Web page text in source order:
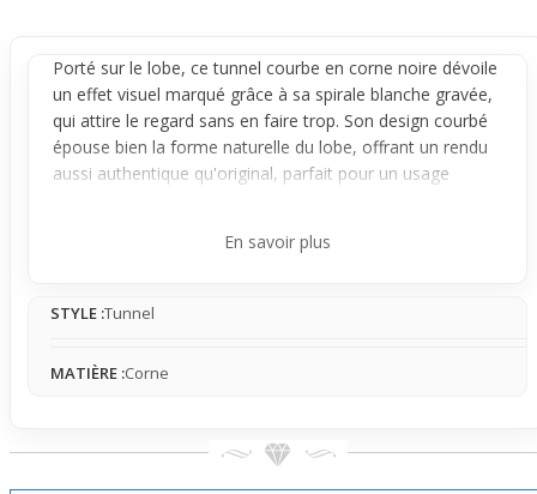
Porté sur le lobe, ce tunnel courbe en corne noire dévoile
un effet visuel marqué grâce à sa spirale blanche gravée,
qui attire le regard sans en faire trop. Son design courbé
épouse bien la forme naturelle du lobe, offrant un rendu
aussi authentique qu'original, parfait pour un usage
légèrement plus larges qui assurent un passage doux et
occasionnel. La combinaison du noir mat et du motif
Idéal si tu as un lobe bien cicatrisé et que tu cherches un
En savoir plus
STYLE :Tunnel
MATIÈRE :Corne